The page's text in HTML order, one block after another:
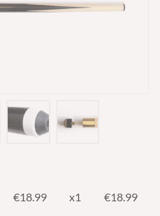
€18.99 x1 €18.99